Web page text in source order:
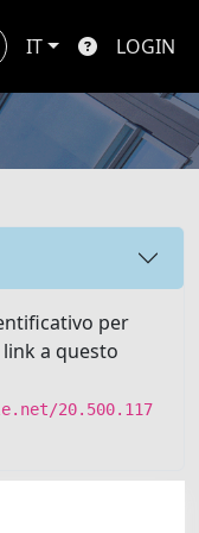
IT LOGIN
per
a questo
20.500.117